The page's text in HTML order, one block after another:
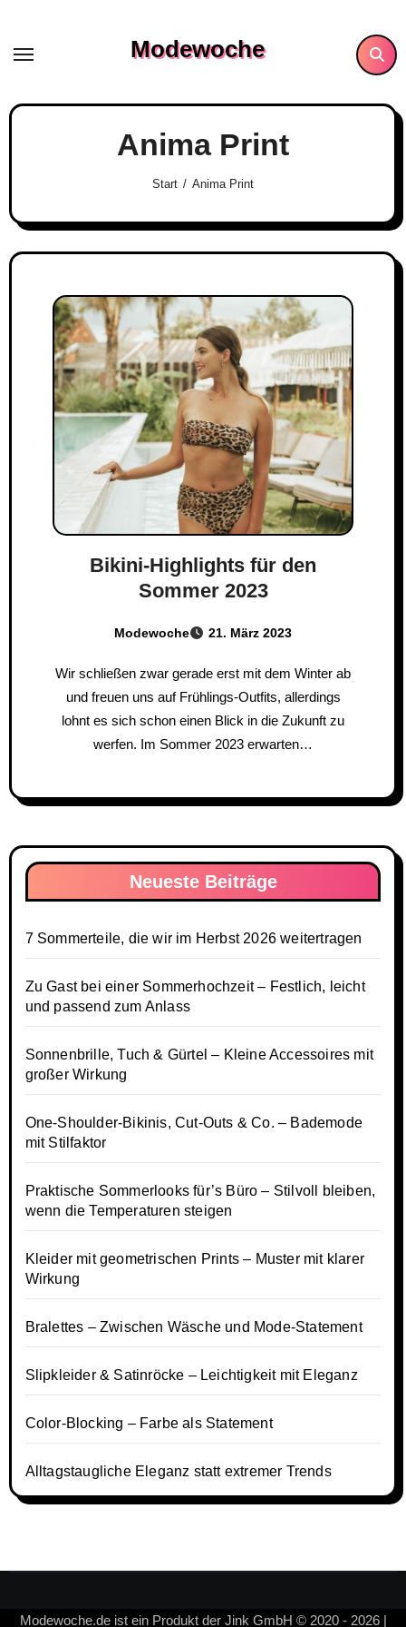
content
Modewoche
Anima Print
Start Anima Print
Bikini-Highlights für den
Sommer 2023
Modewoche 21. März 2023
Wir schließen zwar gerade erst mit dem Winter ab
und freuen uns auf Frühlings-Outfits, allerdings
lohnt es sich schon einen Blick in die Zukunft zu
werfen. Im Sommer 2023 erwarten…
Neueste Beiträge
7 Sommerteile, die wir im Herbst 2026 weitertragen
Zu Gast bei einer Sommerhochzeit – Festlich, leicht
und passend zum Anlass
Sonnenbrille, Tuch & Gürtel – Kleine Accessoires mit
großer Wirkung
One-Shoulder-Bikinis, Cut-Outs & Co. – Bademode
mit Stilfaktor
Praktische Sommerlooks für’s Büro – Stilvoll bleiben,
wenn die Temperaturen steigen
Kleider mit geometrischen Prints – Muster mit klarer
Wirkung
Bralettes – Zwischen Wäsche und Mode-Statement
Slipkleider & Satinröcke – Leichtigkeit mit Eleganz
Color-Blocking – Farbe als Statement
Alltagstaugliche Eleganz statt extremer Trends
Modewoche.de ist ein Produkt der Jink GmbH © 2020 - 2026 |